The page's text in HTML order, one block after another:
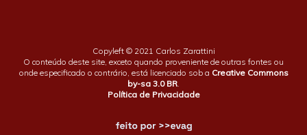
Copyleft © 2021 Carlos Zarattini
O conteúdo deste site, exceto quando proveniente de outras fontes ou
onde especificado o contrário, está licenciado sob a Creative Commons
by-sa 3.0 BR
Política de Privacidade